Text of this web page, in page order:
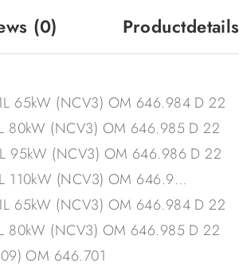
(0) Productdetails
65kW (NCV3) OM 646.984 D 22
80kW (NCV3) OM 646.985 D 22
95kW (NCV3) OM 646.986 D 22
110kW (NCV3) OM 646.9…
65kW (NCV3) OM 646.984 D 22
80kW (NCV3) OM 646.985 D 22
OM 646.701